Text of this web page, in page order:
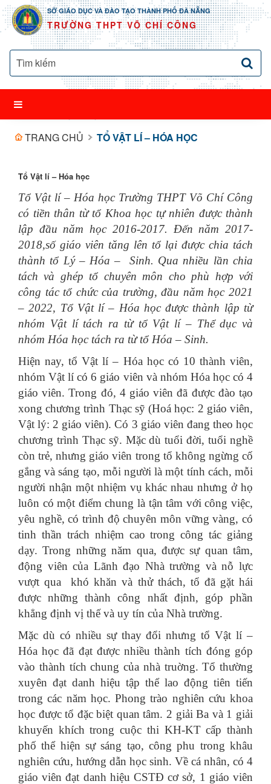
SỞ GIÁO DỤC VÀ ĐÀO TẠO THÀNH PHỐ ĐÀ NẴNG
TRƯỜNG THPT VÕ CHÍ CÔNG
TRANG CHỦ TỔ VẬT LÍ – HÓA HỌC
Tổ Vật lí – Hóa học
Tổ Vật lí – Hóa học Trường THPT Võ Chí Công
có tiền thân từ tổ Khoa học tự nhiên được thành
lập đầu năm học 2016-2017. Đến năm 2017-
2018,số giáo viên tăng lên tổ lại được chia tách
thành tổ Lý – Hóa – Sinh. Qua nhiều lần chia
tách và ghép tổ chuyên môn cho phù hợp với
công tác tổ chức của trường, đầu năm học 2021
– 2022, Tổ Vật lí – Hóa học được thành lập từ
nhóm Vật lí tách ra từ tổ Vật lí – Thể dục và
nhóm Hóa học tách ra từ tổ Hóa – Sinh.
Hiện nay, tổ Vật lí – Hóa học có 10 thành viên,
nhóm Vật lí có 6 giáo viên và nhóm Hóa học có 4
giáo viên. Trong đó, 4 giáo viên đã được đào tạo
xong chương trình Thạc sỹ (Hoá học: 2 giáo viên,
Vật lý: 2 giáo viên). Có 3 giáo viên đang theo học
chương trình Thạc sỹ. Mặc dù tuổi đời, tuổi nghề
còn trẻ, nhưng giáo viên trong tổ không ngừng cố
gắng và sáng tạo, mỗi người là một tính cách, mỗi
người nhận một nhiệm vụ khác nhau nhưng ở họ
luôn có một điểm chung là tận tâm với công việc,
yêu nghề, có trình độ chuyên môn vững vàng, có
tinh thần trách nhiệm cao trong công tác giảng
dạy. Trong những năm qua, được sự quan tâm,
động viên của Lãnh đạo Nhà trường và nỗ lực
vượt qua khó khăn và thử thách, tổ đã gặt hái
được những thành công nhất định, góp phần
khẳng định vị thế và uy tín của Nhà trường.
Mặc dù có nhiều sự thay đổi nhưng tổ Vật lí –
Hóa học đã đạt được nhiều thành tích đóng góp
vào thành tích chung của nhà truờng. Tổ thường
xuyên đạt danh hiệu tập thể lao động tiên tiến
trong các năm học. Phong trào nghiên cứu khoa
học được tổ đặc biệt quan tâm. 2 giải Ba và 1 giải
khuyến khích trong cuộc thi KH-KT cấp thành
phố thể hiện sự sáng tạo, công phu trong khâu
nghiên cứu, hướng dẫn học sinh. Về cá nhân, có 4
giáo viên đạt danh hiệu CSTĐ cơ sở, 1 giáo viên